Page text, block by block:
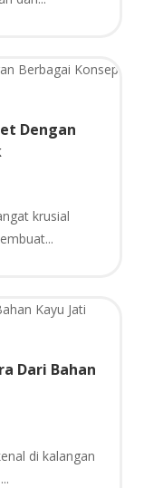
Dengan
krusial
Dari Bahan
di kalangan